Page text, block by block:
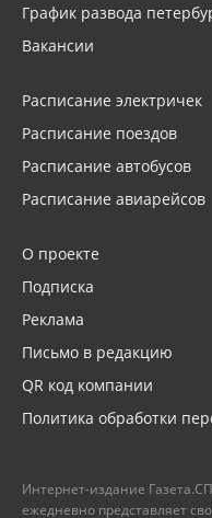
График развода
Вакансии
Расписание электричек
Расписание поездов
Расписание автобусов
Расписание авиарейсов
О проекте
Подписка
Реклама
Письмо в редакцию
QR код компании
Политика обработки
Интернет-издание
ежедневно представляет